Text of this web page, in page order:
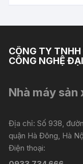
CÔNG TY
CÔNG NGHỆ
Nhà máy sản
Địa chỉ: Số 938,
quận Hà Đông, Hà
Điện thoại: